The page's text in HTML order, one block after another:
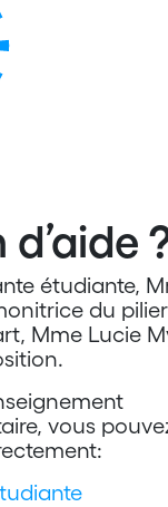
d’aide
étudiante,
du
Mme Lucie
vous